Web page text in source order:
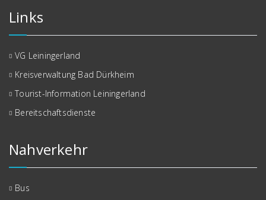
Links
VG Leiningerland
Kreisverwaltung Bad Dürkheim
Tourist-Information Leiningerland
Bereitschaftsdienste
Nahverkehr
Bus